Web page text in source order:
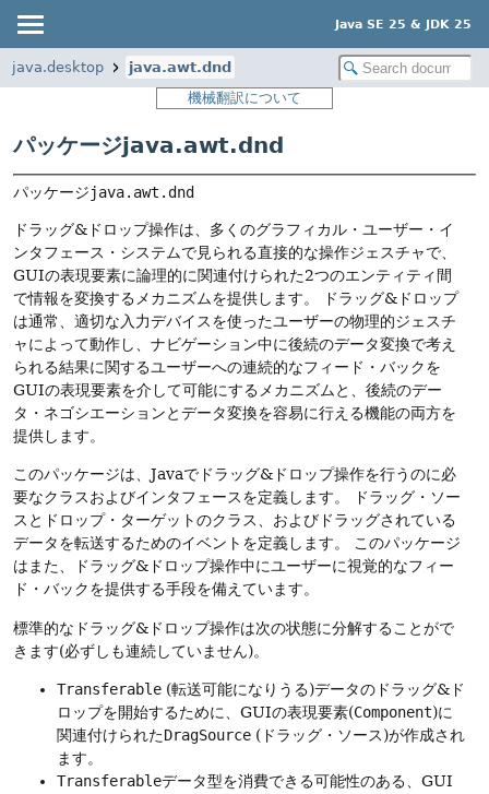
Java SE 25 & JDK 25
java.desktop
java.awt.dnd
機械翻訳について
パッケージjava.awt.dnd
パッケージjava.awt.dnd
ドラッグ&ドロップ操作は、多くのグラフィカル・ユーザー・イ
ンタフェース・システムで見られる直接的な操作ジェスチャで、
GUIの表現要素に論理的に関連付けられた2つのエンティティ間
で情報を変換するメカニズムを提供します。
ドラッグ&ドロップ
は通常、適切な入力デバイスを使ったユーザーの物理的ジェスチ
ャによって動作し、ナビゲーション中に後続のデータ変換で考え
られる結果に関するユーザーへの連続的なフィード・バックを
GUIの表現要素を介して可能にするメカニズムと、後続のデー
タ・ネゴシエーションとデータ変換を容易に行える機能の両方を
提供します。
このパッケージは、Javaでドラッグ&ドロップ操作を行うのに必
要なクラスおよびインタフェースを定義します。
ドラッグ・ソー
スとドロップ・ターゲットのクラス、およびドラッグされている
データを転送するためのイベントを定義します。
このパッケージ
はまた、ドラッグ&ドロップ操作中にユーザーに視覚的なフィー
ド・バックを提供する手段を備えています。
標準的なドラッグ&ドロップ操作は次の状態に分解することがで
きます(必ずしも連続していません)。
Transferable (転送可能になりうる)データのドラッグ&ド
ロップを開始するために、GUIの表現要素(Component)に
関連付けられたDragSource (ドラッグ・ソース)が作成され
ます。
Transferableデータ型を消費できる可能性のある、GUI